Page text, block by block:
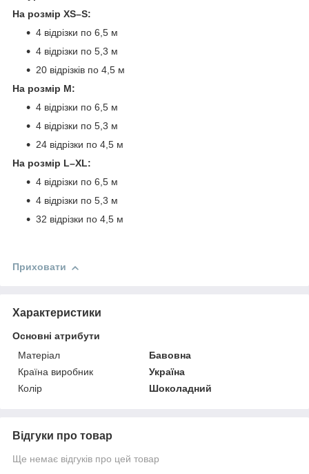
На розмір XS–S:
4 відрізки по 6,5 м
4 відрізки по 5,3 м
20 відрізків по 4,5 м
На розмір M:
4 відрізки по 6,5 м
4 відрізки по 5,3 м
24 відрізки по 4,5 м
На розмір L–XL:
4 відрізки по 6,5 м
4 відрізки по 5,3 м
32 відрізки по 4,5 м
Приховати
Характеристики
Основні атрибути
Матеріал
Бавовна
Країна виробник
Україна
Колір
Шоколадний
Відгуки про товар
Ще немає відгуків про цей товар